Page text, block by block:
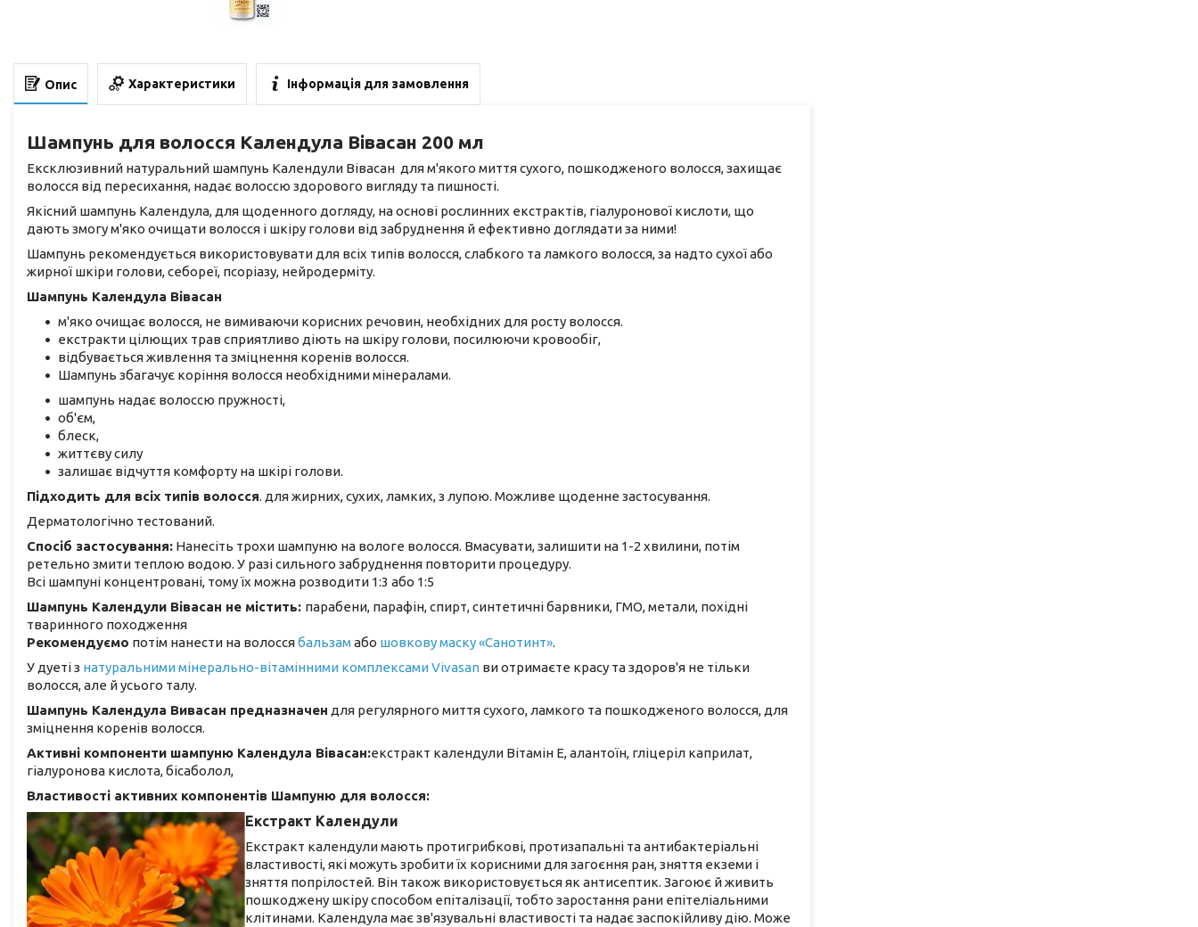
Опис Характеристики Інформація для замовлення
Шампунь для волосся Календула Вівасан 200 мл
Ексклюзивний натуральний шампунь Календули Вівасан для м'якого миття сухого, пошкодженого волосся, захищає
волосся від пересихання, надає волоссю здорового вигляду та пишності.
Якісний шампунь Календула, для щоденного догляду, на основі рослинних екстрактів, гіалуронової кислоти, що
дають змогу м'яко очищати волосся і шкіру голови від забруднення й ефективно доглядати за ними!
Шампунь рекомендується використовувати для всіх типів волосся, слабкого та ламкого волосся, за надто сухої або
жирної шкіри голови, себореї, псоріазу, нейродерміту.
Шампунь Календула Вівасан
м'яко очищає волосся, не вимиваючи корисних речовин, необхідних для росту волосся.
екстракти цілющих трав сприятливо діють на шкіру голови, посилюючи кровообіг,
відбувається живлення та зміцнення коренів волосся.
Шампунь збагачує коріння волосся необхідними мінералами.
шампунь надає волоссю пружності,
об'єм,
блеск,
життєву силу
залишає відчуття комфорту на шкірі голови.
Підходить для всіх типів волосся. для жирних, сухих, ламких, з лупою. Можливе щоденне застосування.
Дерматологічно тестований.
Спосіб застосування: Нанесіть трохи шампуню на вологе волосся. Вмасувати, залишити на 1-2 хвилини, потім
ретельно змити теплою водою. У разі сильного забруднення повторити процедуру.
Всі шампуні концентровані, тому їх можна розводити 1:3 або 1:5
Шампунь Календули Вівасан не містить: парабени, парафін, спирт, синтетичні барвники, ГМО, метали, похідні
тваринного походження
Рекомендуємо потім нанести на волоссябальзамабо шовкову маску «Санотинт».
У дуеті з натуральними мінерально-вітамінними комплексами Vivasan ви отримаєте красу та здоров'я не тільки
волосся, але й усього талу.
Шампунь Календула Вивасан предназначен для регулярного миття сухого, ламкого та пошкодженого волосся, для
зміцнення коренів волосся.
Активні компоненти шампуню Календула Вівасан:екстракт календули Вітамін Е, алантоїн, гліцеріл каприлат,
гіалуронова кислота, бісаболол,
Властивості активних компонентів Шампуню для волосся:
Екстракт Календули
Екстракт календули мають протигрибкові, протизапальні та антибактеріальні
властивості, які можуть зробити їх корисними для загоєння ран, зняття екземи і
зняття попрілостей. Він також використовується як антисептик. Загоює й живить
пошкоджену шкіру способом епіталізації, тобто заростання рани епітеліальними
клітинами. Календула має зв'язувальні властивості та надає заспокійливу дію. Може